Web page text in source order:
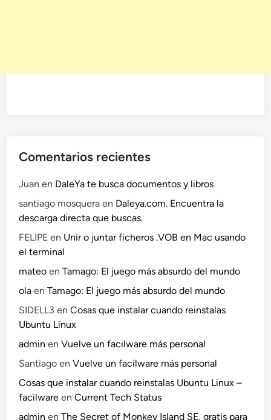
Comentarios recientes
Juan en DaleYa te busca documentos y libros
santiago mosquera en Daleya.com. Encuentra la
descarga directa que buscas.
FELIPE en Unir o juntar ficheros .VOB en Mac usando
el terminal
mateo enTamago: El juego más absurdo del mundo
ola enTamago: El juego más absurdo del mundo
SIDELL3 enCosas que instalar cuando reinstalas
Ubuntu Linux
admin enVuelve un facilware más personal
Santiago enVuelve un facilware más personal
Cosas que instalar cuando reinstalas Ubuntu Linux –
facilware enCurrent Tech Status
admin enThe Secret of Monkey Island SE, gratis para